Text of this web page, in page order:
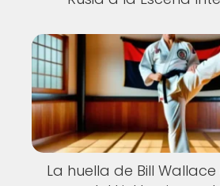
La huella de Bill